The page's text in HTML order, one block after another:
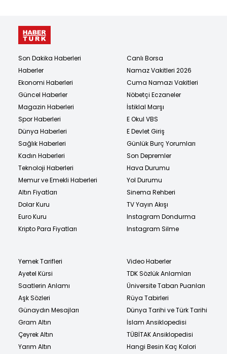
Son Dakika Haberleri
Haberler
Ekonomi Haberleri
Güncel Haberler
Magazin Haberleri
Spor Haberleri
Dünya Haberleri
Sağlık Haberleri
Kadın Haberleri
Teknoloji Haberleri
Memur ve Emekli Haberleri
Altın Fiyatları
Dolar Kuru
Euro Kuru
Kripto Para Fiyatları
Canlı Borsa
Namaz Vakitleri 2026
Cuma Namazı Vakitleri
Nöbetçi Eczaneler
İstiklal Marşı
E Okul VBS
E Devlet Giriş
Günlük Burç Yorumları
Son Depremler
Hava Durumu
Yol Durumu
Sinema Rehberi
TV Yayın Akışı
Instagram Dondurma
Instagram Silme
Yemek Tarifleri
Ayetel Kürsi
Saatlerin Anlamı
Aşk Sözleri
Günaydın Mesajları
Gram Altın
Çeyrek Altın
Yarım Altın
Video Haberler
TDK Sözlük Anlamları
Üniversite Taban Puanları
Rüya Tabirleri
Dünya Tarihi ve Türk Tarihi
İslam Ansiklopedisi
TÜBİTAK Ansiklopedisi
Hangi Besin Kaç Kalori